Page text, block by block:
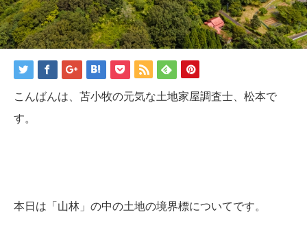
こんばんは、苫小牧の元気な土地家屋調査士、松本で
す。
本日は「山林」の中の土地の境界標についてです。